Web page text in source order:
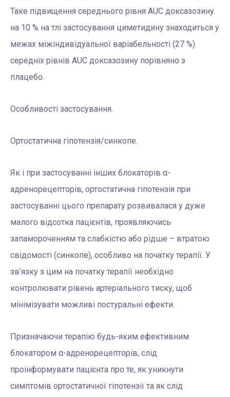
Таке підвищення середнього рівня AUC доксазозину
на 10 % на тлі застосування циметидину знаходиться у
межах міжіндивідуальної варіабельності (27 %)
середніх рівнів AUC доксазозину порівняно з
плацебо.
Особливості застосування.
Ортостатична гіпотензія/синкопе.
Як і при застосуванні інших блокаторів α-
адренорецепторів, ортостатична гіпотензія при
застосуванні цього препарату розвивалася у дуже
малого відсотка пацієнтів, проявляючись
запамороченням та слабкістю або рідше – втратою
свідомості (синкопе), особливо на початку терапії. У
зв’язку з цим на початку терапії необхідно
контролювати рівень артеріального тиску, щоб
мінімізувати можливі постуральні ефекти.
Призначаючи терапію будь-яким ефективним
блокатором α-адренорецепторів, слід
проінформувати пацієнта про те, як уникнути
симптомів ортостатичної гіпотензії та як слід